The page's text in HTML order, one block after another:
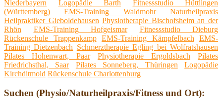
Niederbayern
Logopädie Barth
Fitnessstudio Hüttlingen
(Württemberg)
EMS-Training Waldmohr
Naturheilpraxis
Heilpraktiker Gieboldehausen Physiotherapie Bischofsheim an der
Rhön
EMS-Training Hofgeismar
Fitnessstudio Dieburg
Rückenschule Trappenkamp
EMS-Training Kämpfelbach
EMS-
Training Dietzenbach Schmerztherapie Egling bei Wolfratshausen
Pilates Hohenwart, Paar
Physiotherapie Ergoldsbach
Pilates
Friedrichsthal, Saar
Pilates Sonneberg, Thüringen
Logopädie
Kirchditmold Rückenschule Charlottenburg
Suchen (Physio/Naturheilpraxis/Fitness und Ort):